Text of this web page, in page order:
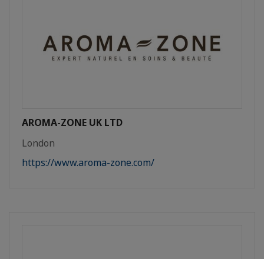
AROMA-ZONE UK LTD
London
https://www.aroma-zone.com/